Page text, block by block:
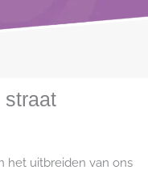
straat
het uitbreiden van ons